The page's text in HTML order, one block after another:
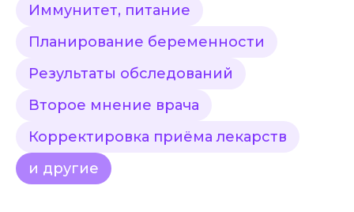
Иммунитет, питание
Планирование беременности
Результаты обследований
Второе мнение врача
Корректировка приёма лекарств
и другие